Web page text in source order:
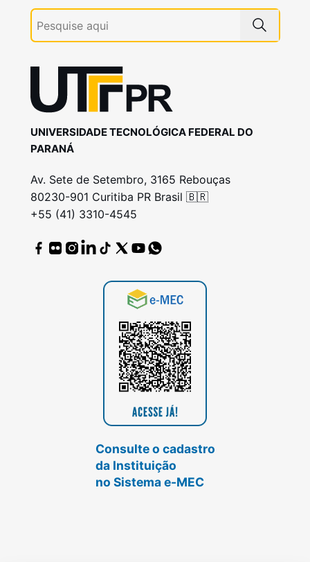
UNIVERSIDADE TECNOLÓGICA FEDERAL DO
PARANÁ
Av. Sete de Setembro, 3165 Rebouças
80230-901 Curitiba PR Brasil 🇧🇷
+55 (41) 3310-4545
Consulte o cadastro
da Instituição
no Sistema e-MEC